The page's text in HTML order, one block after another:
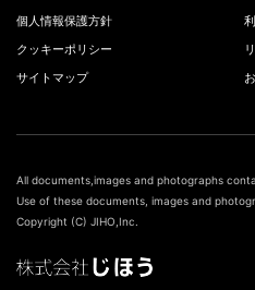
個人情報保護方針
クッキーポリシー
サイトマップ
All documents,images and photographs
Use of these documents, images and
Copyright (C) JIHO,Inc.